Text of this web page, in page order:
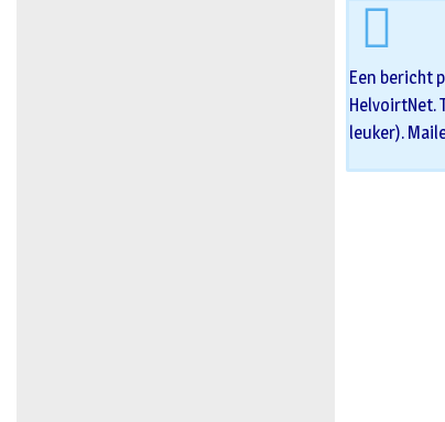
Een bericht
HelvoirtNet.
leuker).